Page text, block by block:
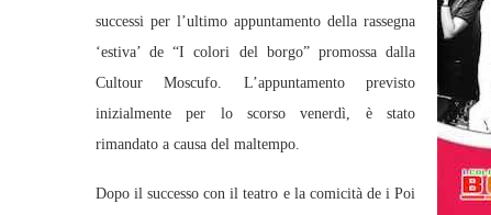
successi per l’ultimo appuntamento della rassegna
‘estiva’ de “I colori del borgo” promossa dalla
Cultour Moscufo. L’appuntamento previsto
inizialmente per lo scorso venerdì, è stato
rimandato a causa del maltempo.
Dopo il successo con il teatro e la comicità de i Poi